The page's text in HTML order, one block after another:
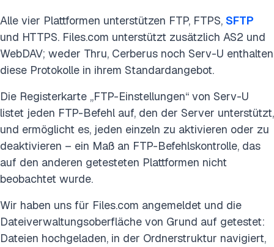
Alle vier Plattformen unterstützen FTP, FTPS, SFTP
und HTTPS. Files.com unterstützt zusätzlich AS2 und
WebDAV; weder Thru, Cerberus noch Serv-U enthalten
diese Protokolle in ihrem Standardangebot.
Die Registerkarte „FTP-Einstellungen“ von Serv-U
listet jeden FTP-Befehl auf, den der Server unterstützt,
und ermöglicht es, jeden einzeln zu aktivieren oder zu
deaktivieren – ein Maß an FTP-Befehlskontrolle, das
auf den anderen getesteten Plattformen nicht
beobachtet wurde.
Wir haben uns für Files.com angemeldet und die
Dateiverwaltungsoberfläche von Grund auf getestet:
Dateien hochgeladen, in der Ordnerstruktur navigiert,